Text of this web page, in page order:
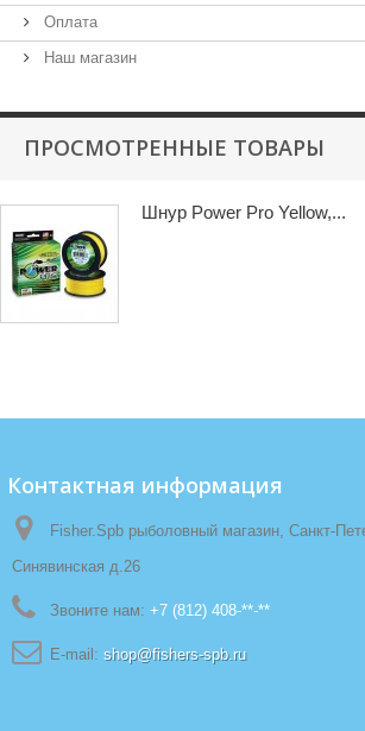
Оплата
Наш магазин
ПРОСМОТРЕННЫЕ ТОВАРЫ
Шнур Power Pro Yellow,...
Контактная информация
Fisher.Spb рыболовный магазин, Санкт-
Синявинская д.26
Звоните нам: +7 (812) 408-**-**
E-mail: shop@fishers-spb.ru